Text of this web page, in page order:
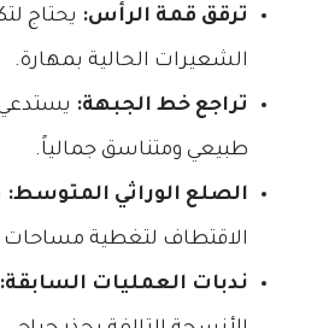
ترقق قمة الرأس: يحتاج
الشعيرات الحالية بمهارة.
تراجع خط الجبهة:
طبيعي ومتناسق جمالياً.
الصلع الوراثي المتوسط:
الاقتطاف لتغطية
ندبات العمليات السابقة: